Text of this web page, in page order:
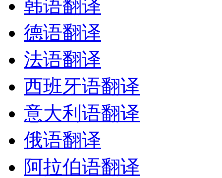
韩语翻译
德语翻译
法语翻译
西班牙语翻译
意大利语翻译
俄语翻译
阿拉伯语翻译